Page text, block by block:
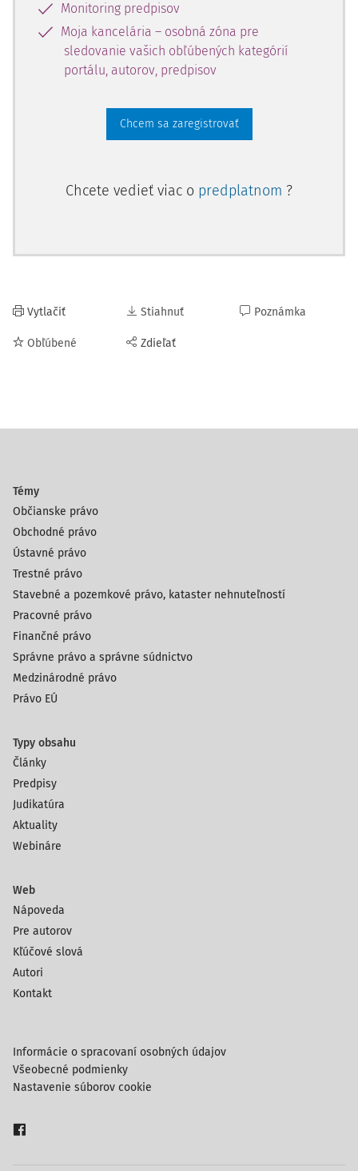
Monitoring predpisov
Moja kancelária – osobná zóna pre
sledovanie vašich obľúbených kategórií
portálu, autorov, predpisov
Chcem sa zaregistrovať
Chcete vedieť viac o predplatnom ?
Vytlačiť
Obľúbené
Stiahnuť
Zdieľať
Poznámka
Témy
Občianske právo
Obchodné právo
Ústavné právo
Trestné právo
Stavebné a pozemkové právo, kataster nehnuteľností
Pracovné právo
Finančné právo
Správne právo a správne súdnictvo
Medzinárodné právo
Právo EÚ
Typy obsahu
Články
Predpisy
Judikatúra
Aktuality
Webináre
Web
Nápoveda
Pre autorov
Kľúčové slová
Autori
Kontakt
Informácie o spracovaní osobných údajov
Všeobecné podmienky
Nastavenie súborov cookie